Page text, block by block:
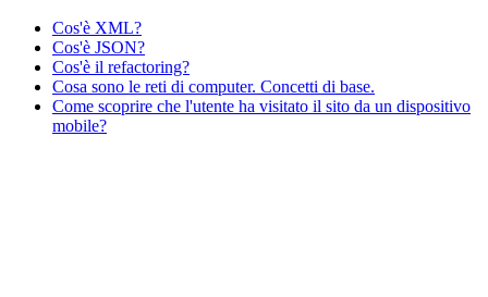
Cos'è XML?
Cos'è JSON?
Cos'è il refactoring?
Cosa sono le reti di computer. Concetti di base.
Come scoprire che l'utente ha visitato il sito da un dispositivo
mobile?